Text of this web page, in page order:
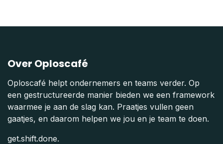
Over Oploscafé
Oploscafé helpt ondernemers en teams verder. Op
een gestructureerde manier bieden we een framework
waarmee je aan de slag kan. Praatjes vullen geen
gaatjes, en daarom helpen we jou en je team te doen.
get.shift.done.